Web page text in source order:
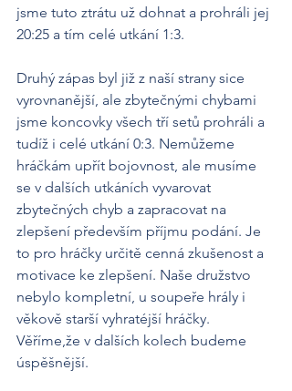
jsme tuto ztrátu už dohnat a prohráli jej
20:25 a tím celé utkání 1:3.
Druhý zápas byl již z naší strany sice
vyrovnanější, ale zbytečnými chybami
jsme koncovky všech tří setů prohráli a
tudíž i celé utkání 0:3. Nemůžeme
hráčkám upřít bojovnost, ale musíme
se v dalších utkáních vyvarovat
zbytečných chyb a zapracovat na
zlepšení především příjmu podání. Je
to pro hráčky určitě cenná zkušenost a
motivace ke zlepšení. Naše družstvo
nebylo kompletní, u soupeře hrály i
věkově starší vyhratéjší hráčky.
Věříme,že v dalších kolech budeme
úspěšnější.